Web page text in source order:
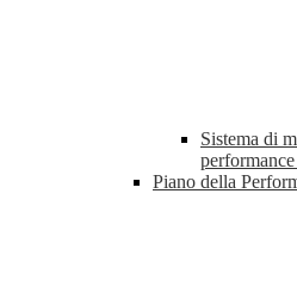
Sistema di
performance
Piano della